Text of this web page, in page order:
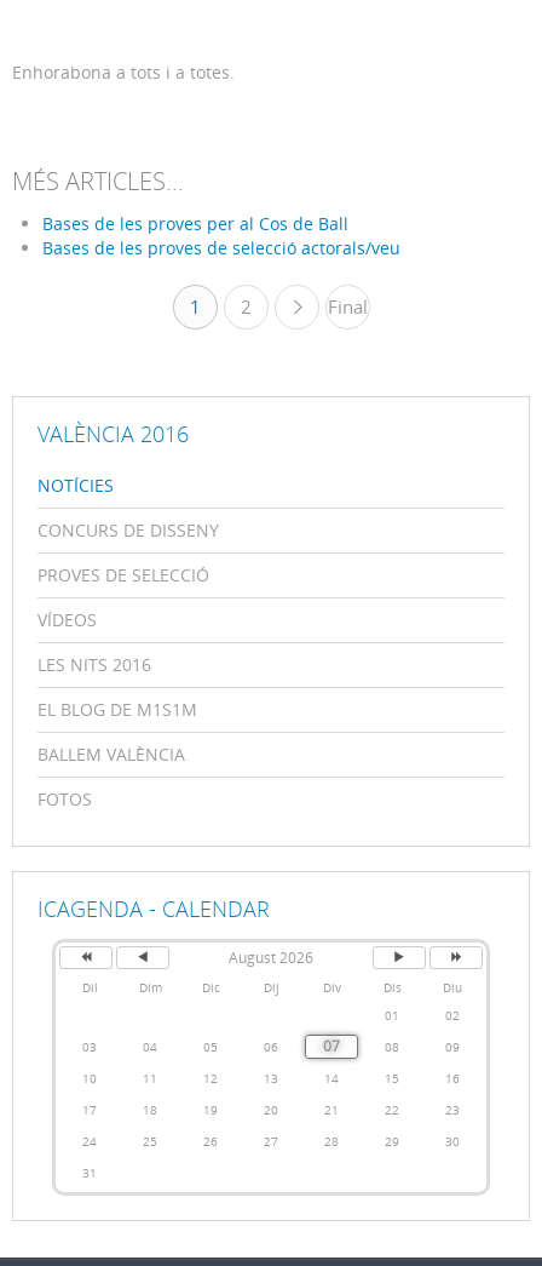
Enhorabona a tots i a totes.
MÉS ARTICLES...
Bases de les proves per al Cos de Ball
Bases de les proves de selecció actorals/veu
1 2 »
Final
VALÈNCIA 2016
NOTÍCIES
CONCURS DE DISSENY
PROVES DE SELECCIÓ
VÍDEOS
LES NITS 2016
EL BLOG DE M1S1M
BALLEM VALÈNCIA
FOTOS
ICAGENDA - CALENDAR
August 2026
Dil Dim Dic Dij Div Dis
Diu
01
02
03
04 05 06 07 08
09
10
11 12 13 14 15
16
17
18 19 20 21 22
23
24
25 26 27 28 29
30
31